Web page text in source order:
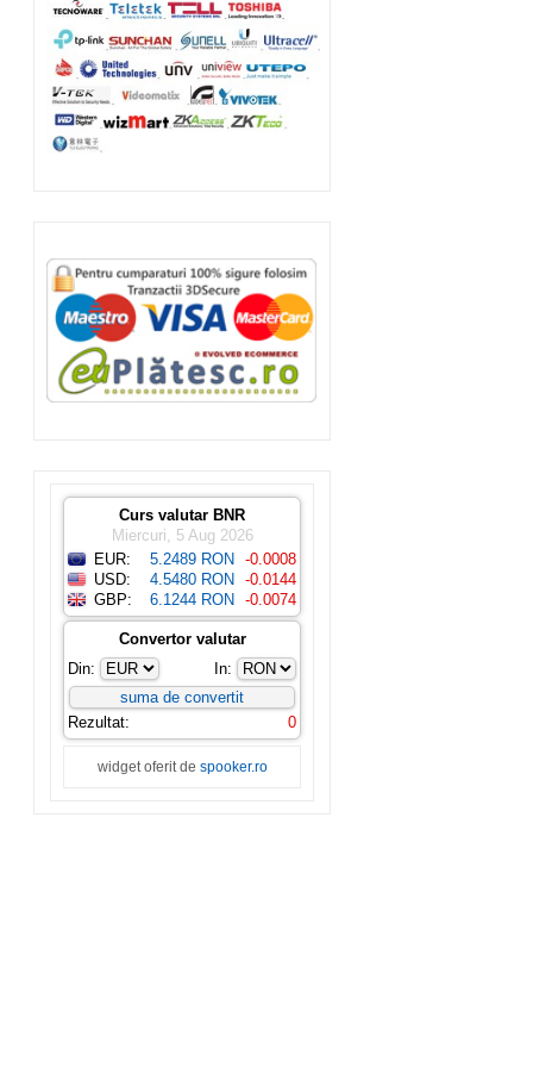
Curs valutar BNR
Miercuri, 5 Aug 2026
EUR:
5.2489 RON
-0.0008
USD:
4.5480 RON
-0.0144
GBP:
6.1244 RON -0.0074
Convertor valutar
Din:
In:
Rezultat: 0
widget oferit de spooker.ro